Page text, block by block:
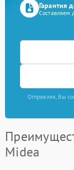
Гарантия
Составляем
Отправляя, Вы
Midea